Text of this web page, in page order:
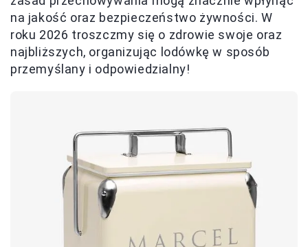
na jakość oraz bezpieczeństwo żywności. W
roku 2026 troszczmy się o zdrowie swoje oraz
najbliższych, organizując lodówkę w sposób
przemyślany i odpowiedzialny!